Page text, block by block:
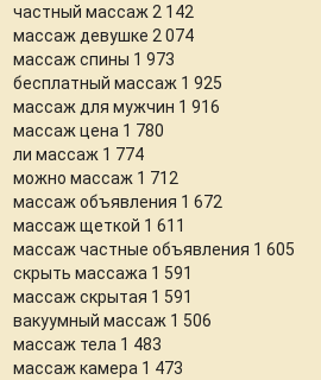
частный массаж 2 142
массаж девушке 2 074
массаж спины 1 973
бесплатный массаж 1 925
массаж для мужчин 1 916
массаж цена 1 780
ли массаж 1 774
можно массаж 1 712
массаж объявления 1 672
массаж щеткой 1 611
массаж частные объявления 1 605
скрыть массажа 1 591
массаж скрытая 1 591
вакуумный массаж 1 506
массаж тела 1 483
массаж камера 1 473